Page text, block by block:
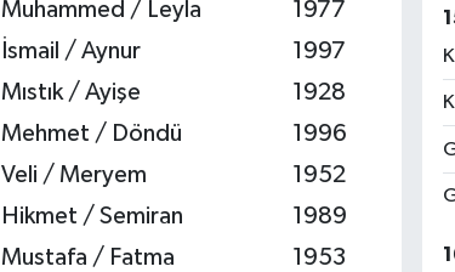
Muhammed / Leyla 1977
İsmail / Aynur 1997
Mıstık / Ayişe 1928
Mehmet / Döndü 1996
Veli / Meryem 1952
Hikmet / Semiran 1989
Mustafa / Fatma 1953